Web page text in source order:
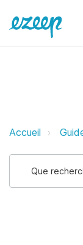
Accueil